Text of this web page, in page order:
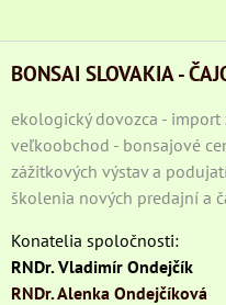
BONSAI SLOVAKIA -
ekologický dovozca - import
veľkoobchod - bonsajové
zážitkových výstav a
školenia nových predajní a
Konatelia spoločnosti:
RNDr. Vladimír Ondejčík
RNDr. Alenka Ondejčíková